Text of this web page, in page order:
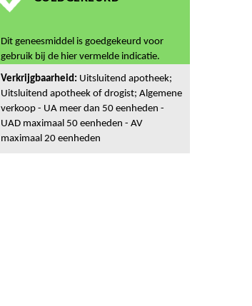
Dit geneesmiddel is goedgekeurd voor
gebruik bij de hier vermelde indicatie.
Verkrijgbaarheid: Uitsluitend apotheek;
Uitsluitend apotheek of drogist; Algemene
verkoop - UA meer dan 50 eenheden -
UAD maximaal 50 eenheden - AV
maximaal 20 eenheden